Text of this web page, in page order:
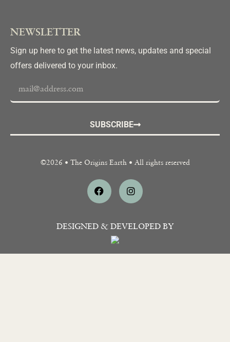
NEWSLETTER
Sign up here to get the latest news, updates and special
DESIGNED & DEVELOPED BY